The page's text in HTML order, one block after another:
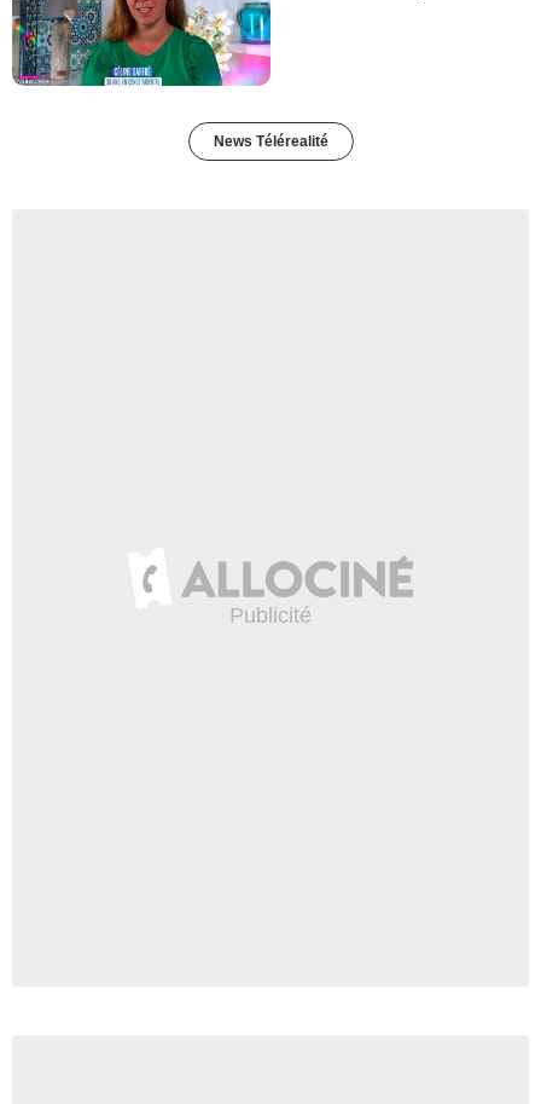
News Télérealité